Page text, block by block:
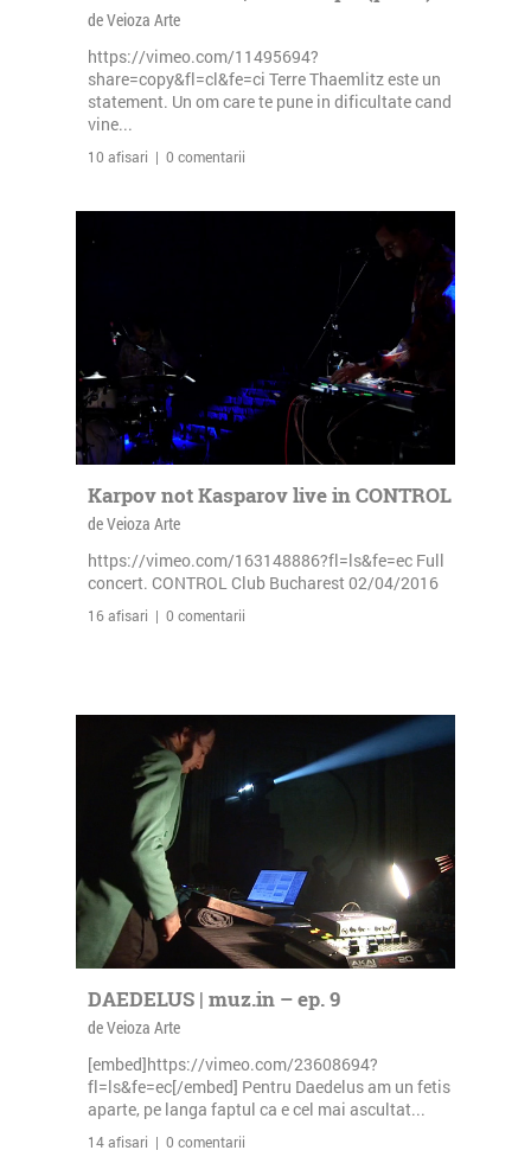
de Veioza Arte
https://vimeo.com/11495694?
share=copy&fl=cl&fe=ci Terre Thaemlitz este un
statement. Un om care te pune in dificultate cand
vine...
10 afisari | 0 comentarii
Karpov not Kasparov live in CONTROL
de Veioza Arte
https://vimeo.com/163148886?fl=ls&fe=ec Full
concert. CONTROL Club Bucharest 02/04/2016
16 afisari | 0 comentarii
DAEDELUS | muz.in – ep. 9
de Veioza Arte
[embed]https://vimeo.com/23608694?
fl=ls&fe=ec[/embed] Pentru Daedelus am un fetis
aparte, pe langa faptul ca e cel mai ascultat...
14 afisari | 0 comentarii